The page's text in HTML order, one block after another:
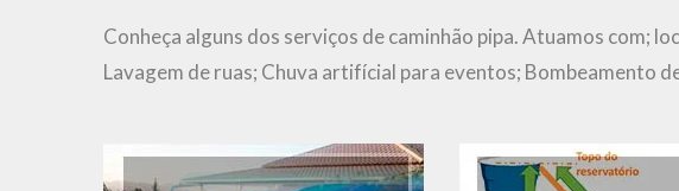
Conheça alguns dos serviços de caminhão pipa. Atuamos com;
Lavagem de ruas; Chuva artifícial para eventos; Bombeamento